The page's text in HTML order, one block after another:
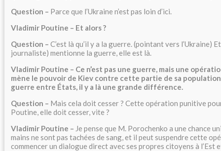
Question – Parce que l’Ukraine n’est pas loin d’ici.
Vladimir Poutine – Et alors ?
Question – C’est là qu’il y a la guerre. (pointant vers l’Ukraine)
journaliste) mentionne la guerre, elle est là.
Vladimir Poutine – Ce n’est pas une guerre, mais une
mène le pouvoir de Kiev contre cette partie de sa population.
guerre entre États, il y a là une grande différence.
Question – Mais cela doit cesser ? Cette opération punitive
Poutine, elle doit cesser, vite ?
Vladimir Poutine – Je pense que M. Porochenko a une chance
mains ne sont pas tachées de sang, et il peut suspendre cette
commencer un dialogue direct avec ses propres citoyens à l’Est